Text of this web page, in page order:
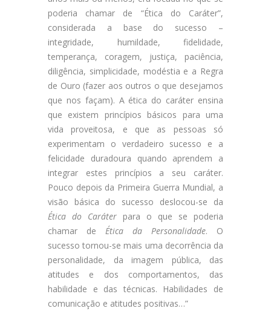
poderia chamar de “Ética do Caráter”,
considerada a base do sucesso –
integridade, humildade, fidelidade,
temperança, coragem, justiça, paciência,
diligência, simplicidade, modéstia e a Regra
de Ouro (fazer aos outros o que desejamos
que nos façam). A ética do caráter ensina
que existem princípios básicos para uma
vida proveitosa, e que as pessoas só
experimentam o verdadeiro sucesso e a
felicidade duradoura quando aprendem a
integrar estes princípios a seu caráter.
Pouco depois da Primeira Guerra Mundial, a
visão básica do sucesso deslocou-se da
Ética do Caráter para o que se poderia
chamar de Ética da Personalidade. O
sucesso tornou-se mais uma decorrência da
personalidade, da imagem pública, das
atitudes e dos comportamentos, das
habilidade e das técnicas. Habilidades de
comunicação e atitudes positivas…”